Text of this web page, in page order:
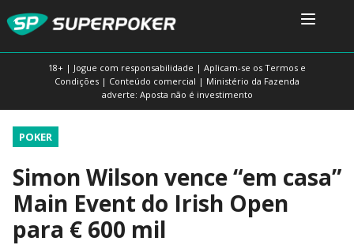
18+ | Jogue com responsabilidade | Aplicam-se os Termos e
Condições | Conteúdo comercial | Ministério da Fazenda
adverte: Aposta não é investimento
POKER
Simon Wilson vence “em casa”
Main Event do Irish Open
para € 600 mil